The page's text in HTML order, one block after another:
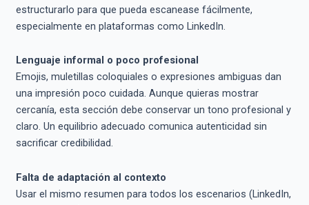
estructurarlo para que pueda escanease fácilmente,
especialmente en plataformas como LinkedIn.
Lenguaje informal o poco profesional
Emojis, muletillas coloquiales o expresiones ambiguas dan
una impresión poco cuidada. Aunque quieras mostrar
cercanía, esta sección debe conservar un tono profesional y
claro. Un equilibrio adecuado comunica autenticidad sin
sacrificar credibilidad.
Falta de adaptación al contexto
Usar el mismo resumen para todos los escenarios (LinkedIn,